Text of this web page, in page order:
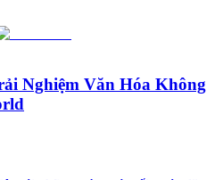
Nghiệm Văn Hóa Không